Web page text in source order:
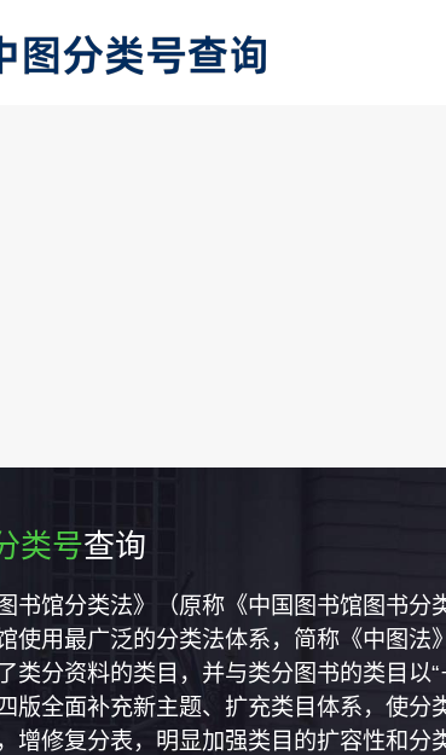
类号查询
图书馆分类法》（原称《中国图书馆图书
使用最广泛的分类法体系，简称《中图
类分资料的类目，并与类分图书的类目以
版全面补充新主题、扩充类目体系，使
增修复分表，明显加强类目的扩容性和分